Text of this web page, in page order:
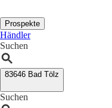
Prospekte
Händler
Suchen
83646 Bad Tölz
Suchen